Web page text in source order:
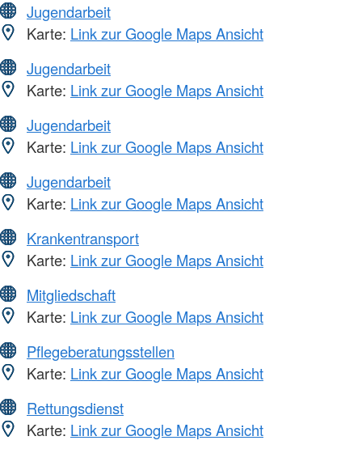
Jugendarbeit
Karte: Link zur Google Maps Ansicht
Jugendarbeit
Karte: Link zur Google Maps Ansicht
Jugendarbeit
Karte: Link zur Google Maps Ansicht
Jugendarbeit
Karte: Link zur Google Maps Ansicht
Krankentransport
Karte: Link zur Google Maps Ansicht
Mitgliedschaft
Karte: Link zur Google Maps Ansicht
Pflegeberatungsstellen
Karte: Link zur Google Maps Ansicht
Rettungsdienst
Karte: Link zur Google Maps Ansicht